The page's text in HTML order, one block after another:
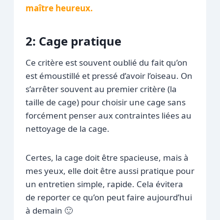
maître heureux.
2: Cage pratique
Ce critère est souvent oublié du fait qu’on
est émoustillé et pressé d’avoir l’oiseau. On
s’arrêter souvent au premier critère (la
taille de cage) pour choisir une cage sans
forcément penser aux contraintes liées au
nettoyage de la cage.
Certes, la cage doit être spacieuse, mais à
mes yeux, elle doit être aussi pratique pour
un entretien simple, rapide. Cela évitera
de reporter ce qu’on peut faire aujourd’hui
à demain 🙂